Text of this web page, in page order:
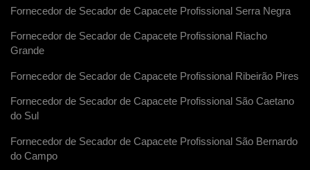
Fornecedor de Secador de Capacete Profissional Serra Negra
Fornecedor de Secador de Capacete Profissional Riacho
Grande
Fornecedor de Secador de Capacete Profissional Ribeirão Pires
Fornecedor de Secador de Capacete Profissional São Caetano
do Sul
Fornecedor de Secador de Capacete Profissional São Bernardo
do Campo